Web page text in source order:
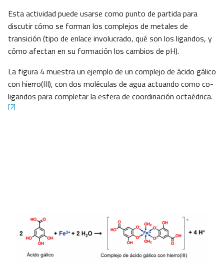
Esta actividad puede usarse como punto de partida para
discutir cómo se forman los complejos de metales de
transición (tipo de enlace involucrado, qué son los ligandos, y
cómo afectan en su formación los cambios de pH).
La figura 4 muestra un ejemplo de un complejo de ácido gálico
con hierro(III), con dos moléculas de agua actuando como co-
ligandos para completar la esfera de coordinación octaédrica.
[2]